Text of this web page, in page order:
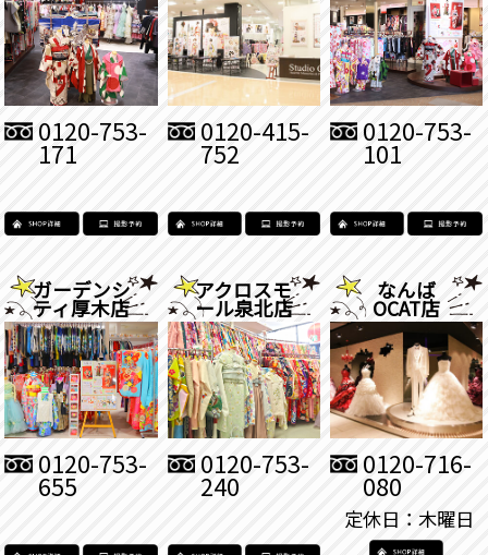
0120-753-
171
0120-415-
752
0120-753-
101
ガーデンシ
ティ厚木店
0120-753-
655
アクロスモ
ール泉北店
0120-753-
240
なんば
OCAT店
0120-716-
080
定休日：木曜日